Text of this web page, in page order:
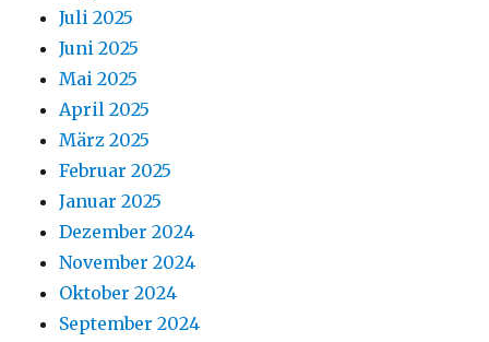
Juli 2025
Juni 2025
Mai 2025
April 2025
März 2025
Februar 2025
Januar 2025
Dezember 2024
November 2024
Oktober 2024
September 2024